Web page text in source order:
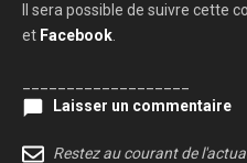
Il sera possible de suivre cette
et Facebook.
Laisser un commentaire
Restez au courant de